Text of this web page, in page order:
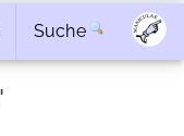
Suche